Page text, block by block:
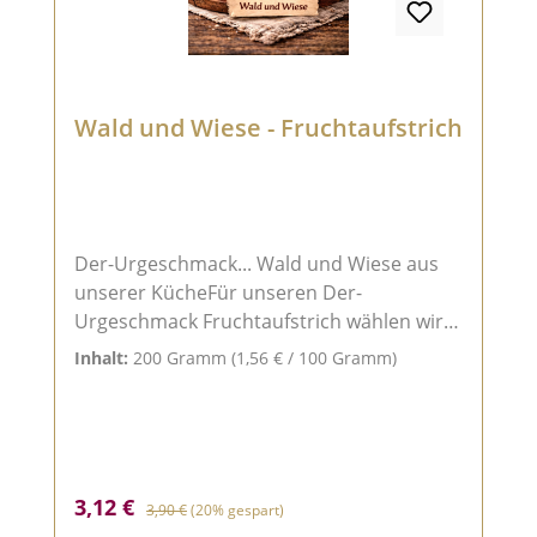
Wald und Wiese - Fruchtaufstrich
Der-Urgeschmack... Wald und Wiese aus
unserer KücheFür unseren Der-
Urgeschmack Fruchtaufstrich wählen wir
nur das beste, aromatische Obst aus, das
Aufstrich, der den vollen Geschmack
sonnengereifter Früchte bewahrt.So
Inhalt: 200 Gramm (1,56 € / 100 Gramm)
Verkaufspreis:
3,12 € Regulärer Preis:
3,90 €(20% gespart)